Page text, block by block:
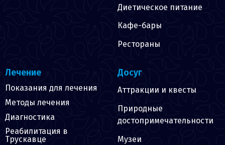
Диетическое питание
Кафе-бары
Рестораны
Лечение
Показания для лечения
Методы лечения
Диагностика
Реабилитация в
Трускавце
Досуг
Аттракции и квесты
Природные
достопримечательности
Музеи